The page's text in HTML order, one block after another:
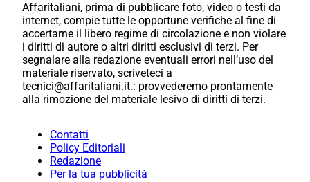
Affaritaliani, prima di pubblicare foto, video o testi da
internet, compie tutte le opportune verifiche al fine di
accertarne il libero regime di circolazione e non violare
i diritti di autore o altri diritti esclusivi di terzi. Per
segnalare alla redazione eventuali errori nell’uso del
materiale riservato, scriveteci a
tecnici@affaritaliani.it.: provvederemo prontamente
alla rimozione del materiale lesivo di diritti di terzi.
Contatti
Policy Editoriali
Redazione
Per la tua pubblicità